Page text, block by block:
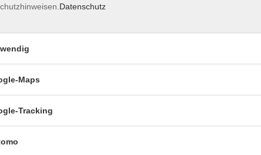
P, OG
Uhr
vhs, Schulstr. 9, Raum
Uhr
Datenschutz
Maps
Tracking